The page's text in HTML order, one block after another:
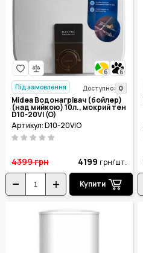
6
6
Під замовлення
Доступно: 0
Midea Водонагрівач (бойлер)
(над мийкою) 10л., мокрий тен
D10-20VI (O)
Артикул: D10-20VIO
4399грн 4199 грн/шт.
Купити